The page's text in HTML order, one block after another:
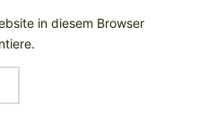
in diesem Browser